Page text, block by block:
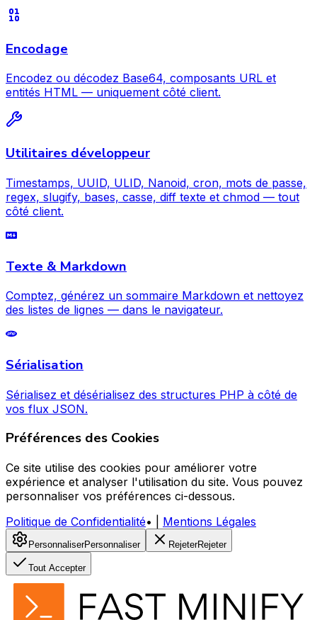
Encodage
Encodez ou décodez Base64, composants URL et
entités HTML — uniquement côté client.
Utilitaires développeur
Timestamps, UUID, ULID, Nanoid, cron, mots de passe,
regex, slugify, bases, casse, diff texte et chmod — tout
côté client.
Texte & Markdown
Comptez, générez un sommaire Markdown et nettoyez
des listes de lignes — dans le navigateur.
Sérialisation
Sérialisez et désérialisez des structures PHP à côté de
vos flux JSON.
Préférences des Cookies
Ce site utilise des cookies pour améliorer votre
expérience et analyser l'utilisation du site. Vous pouvez
personnaliser vos préférences ci-dessous.
Politique de Confidentialité• Mentions Légales
PersonnaliserPersonnaliser RejeterRejeter
Tout Accepter